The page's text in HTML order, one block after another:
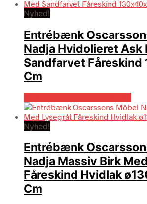
Nyhed!
Entrébænk
Nadja Hvidolieret Ask
Sandfarvet
Cm
Nyhed!
Entrébænk
Nadja Massiv Birk
Fåreskind Hvidlak
Cm